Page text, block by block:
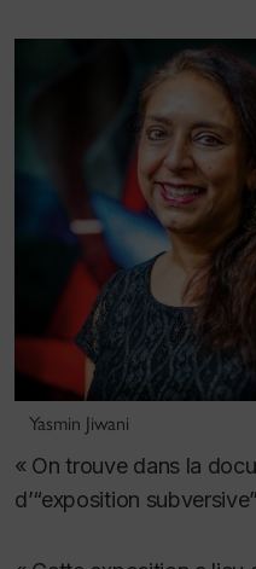
Yasmin Jiwani
« On trouve dans la
d’“exposition